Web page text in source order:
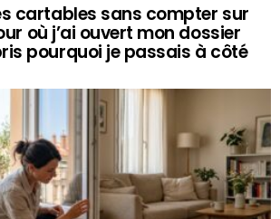
cartables sans compter sur
où j’ai ouvert mon dossier
pourquoi je passais à côté